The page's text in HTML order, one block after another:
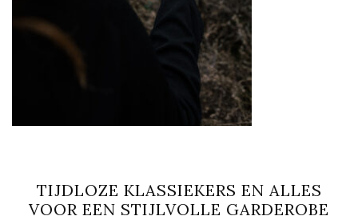
TIJDLOZE KLASSIEKERS EN ALLES
VOOR EEN STIJLVOLLE GARDEROBE